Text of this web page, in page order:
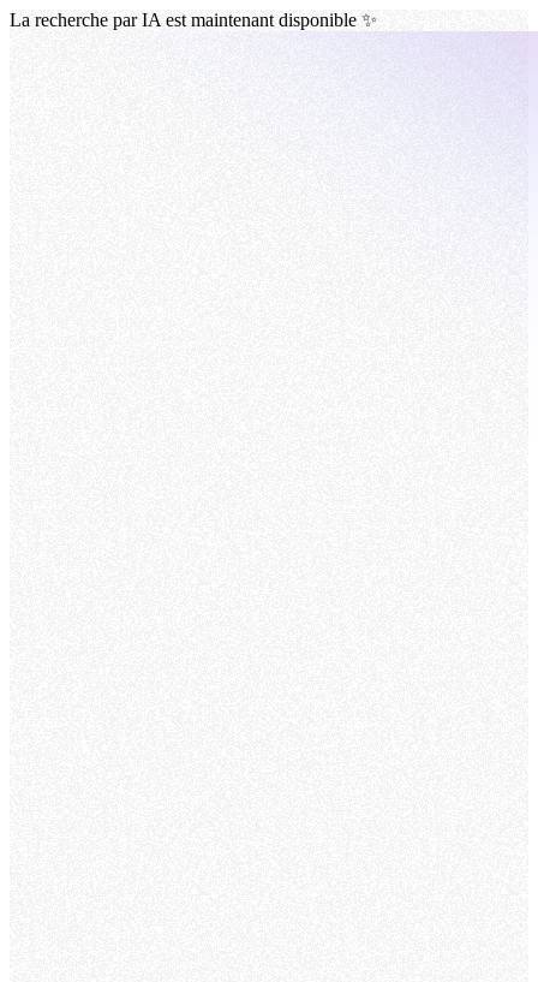
La recherche par IA est maintenant disponible ✨